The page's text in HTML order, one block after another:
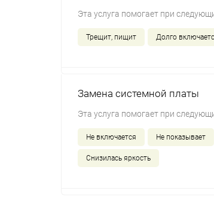
Эта услуга помогает при
Трещит, пищит Долго
Замена системной платы
Эта услуга помогает при
Не включается Не показывает
Снизилась яркость